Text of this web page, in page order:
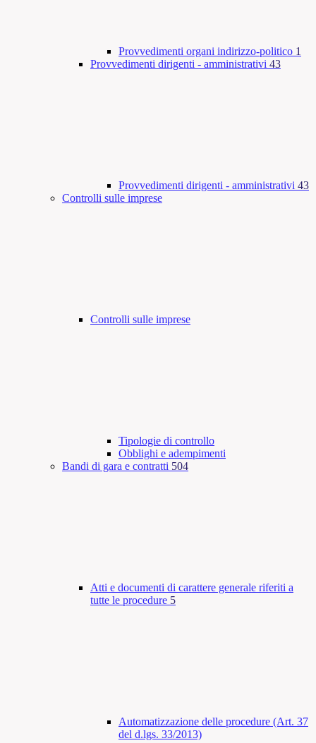
Provvedimenti organi indirizzo-politico 1
Provvedimenti dirigenti - amministrativi 43
Provvedimenti dirigenti - amministrativi 43
Controlli sulle imprese
Controlli sulle imprese
Tipologie di controllo
Obblighi e adempimenti
Bandi di gara e contratti 504
Atti e documenti di carattere generale riferiti a
tutte le procedure 5
Automatizzazione delle procedure (Art. 37
del d.lgs. 33/2013)